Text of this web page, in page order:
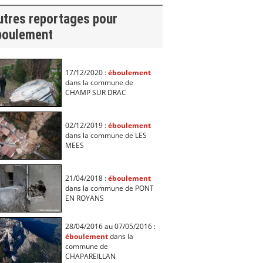
reportages pour
17/12/2020 :éboulement
dans la commune de
CHAMP SUR DRAC
02/12/2019 :éboulement
dans la commune de LES
MEES
21/04/2018 :éboulement
dans la commune de PONT
EN ROYANS
28/04/2016 au 07/05/2016 :
éboulementdans la
commune de
CHAPAREILLAN